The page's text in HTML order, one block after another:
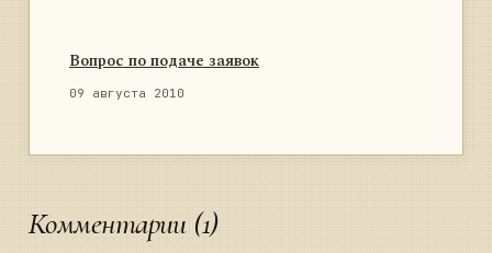
Вопрос по подаче заявок
09 августа 2010
Комментарии (1)